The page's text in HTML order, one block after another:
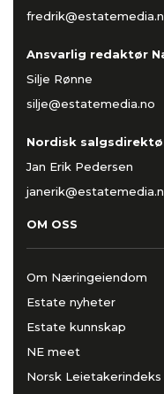
Ansvarlig redaktør
Silje Rønne
silje@estatemedia.no
Nordisk
Jan Erik Pedersen
OM OSS
Om Næringeiendom
Estate nyheter
Estate kunnskap
NE meet
Norsk Leietakerindeks